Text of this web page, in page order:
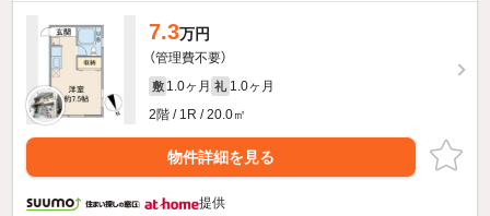
7.3万円
（管理費不要）
敷 1.0ヶ月 礼 1.0ヶ月
2階 / 1R / 20.0㎡
物件詳細を見る
提供